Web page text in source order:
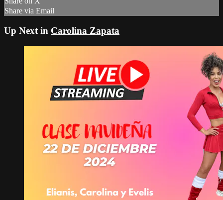
Share via Email
Up Next in Carolina Zapata